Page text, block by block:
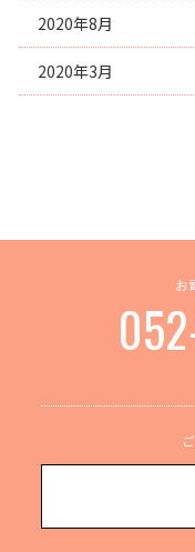
2020年8月
2020年3月
お